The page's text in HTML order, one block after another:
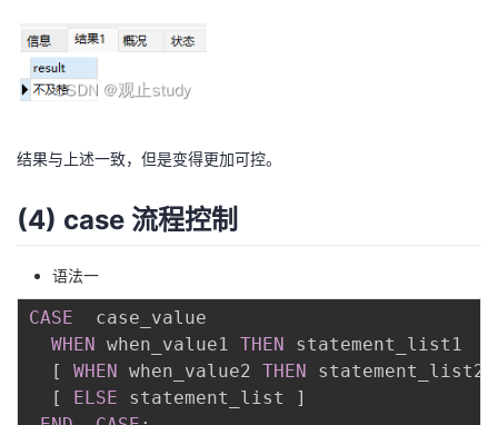
结果与上述一致，但是变得更加可控。
(4) case 流程控制
语法一
CASE
  case_value
WHEN when_value1 THEN statement_list1
[
WHEN when_value2 THEN statement_list2
[
ELSE statement_list
]